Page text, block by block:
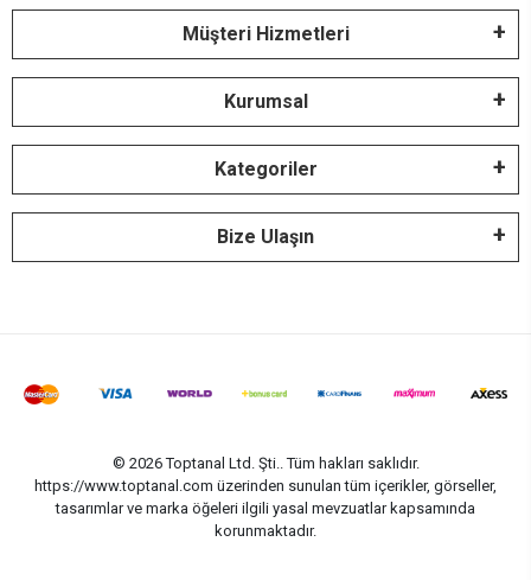
Müşteri Hizmetleri
Kurumsal
Kategoriler
Bize Ulaşın
© 2026 Toptanal Ltd. Şti.. Tüm hakları saklıdır.
https://www.toptanal.com üzerinden sunulan tüm içerikler, görseller,
tasarımlar ve marka öğeleri ilgili yasal mevzuatlar kapsamında
korunmaktadır.